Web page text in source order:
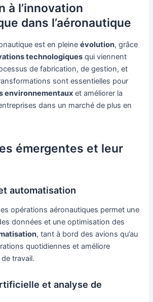
à l’innovation
dans l’aéronautique
est en pleineévolution, grâce
technologiques qui viennent
de fabrication, de gestion, et
sont essentielles pour
environnementaux et améliorer la
dans un marché de plus en
émergentes et leur
automatisation
opérations aéronautiques permet une
données et une optimisation des
, tant à bord des avions qu’au
quotidiennes et améliore
travail.
et analyse de